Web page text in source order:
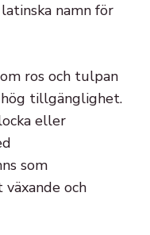
namn för
ros och tulpan
tillgänglighet.
eller
som
och